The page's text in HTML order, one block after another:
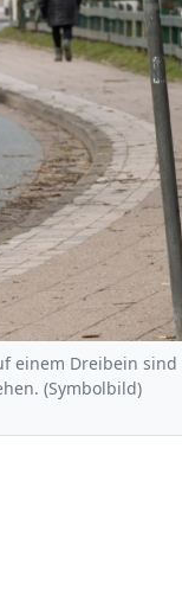
einem Dreibein
(Symbolbild)